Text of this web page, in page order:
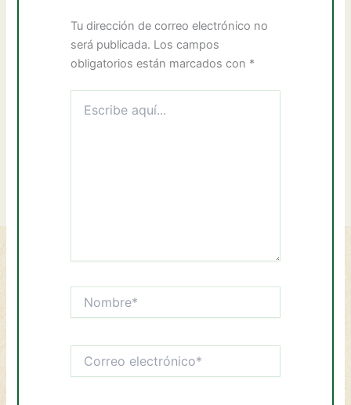
Tu dirección de correo electrónico no
será publicada. Los campos
obligatorios están marcados con *
aquí...
electrónico*